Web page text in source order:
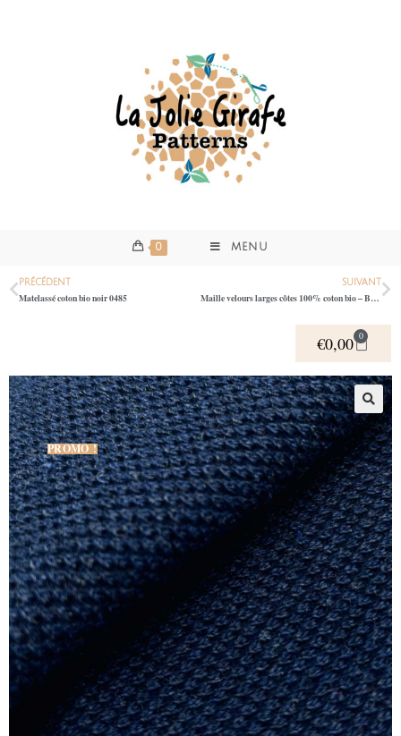
0 MENU
PRÉCÉDENT
Matelassé coton bio noir 0485
SUIVANT
Maille velours larges côtes 100% coton bio – Bordeaux 0400
€0,00 0
PROMO !